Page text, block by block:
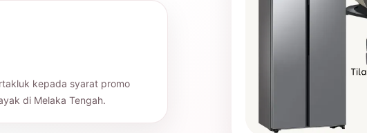
kepada syarat promo
di Melaka Tengah.